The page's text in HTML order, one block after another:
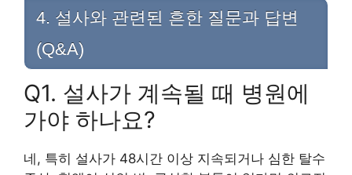
4. 설사와 관련된 흔한 질문과 답변
(Q&A)
Q1. 설사가 계속될 때 병원에
가야 하나요?
네, 특히 설사가 48시간 이상 지속되거나 심한 탈수